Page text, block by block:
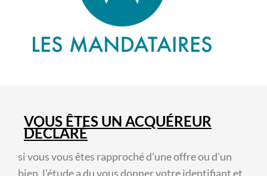
VOUS ÊTES UN ACQUÉREUR
DÉCLARÉ
si vous vous êtes rapproché d'une offre ou d'un
bien, l'étude a du vous donner votre identifiant et